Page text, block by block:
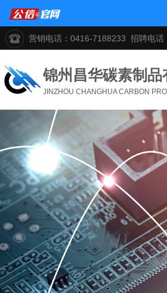
营销电话：0416-7188233 招聘电话
锦州昌华碳素制品
JINZHOU CHANGHUA CARBON